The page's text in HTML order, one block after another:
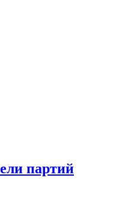
партий